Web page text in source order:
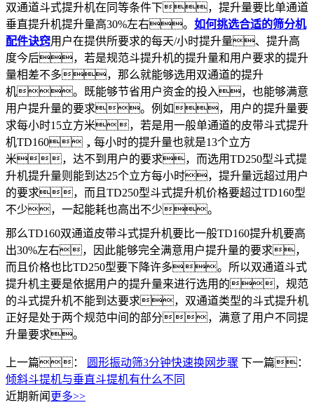
双通道斗式提升机在同等条件下，提升量要比单通道
垂直提升机提升量高30%左右。 如何挑选合适的筛分机
配件诀窍用户在提供所要求的每天/小时提升量、提升高
度今后，若是规范斗提升机的提升量和用户要求的提升
量相差不多，那么就能够选用双通道的提升
机。既能够节省用户资金的投入，也能够满意
用户提升量的要求。例如，用户的提升量要
求每小时15立方米，若是用一般单通道的皮带斗式提升
机TD160，每小时的提升量也就是13个立方
米，达不到用户的要求，而选用TD250型斗式提
升机提升量则能到达25个立方每小时，提升量远超过用户
的要求，而且TD250型斗式提升机价格要超过TD160型
不少，一起能耗也高出不少。
那么TD160双通道皮带斗式提升机要比一般TD160提升机要高
出30%左右，因此能够完全满意用户提升量的要求，
而且价格也比TD250型要下降许多。所以双通道斗式
提升机主要是依据用户的提升量来进行选用的，规范
的斗式提升机不能到达要求，双通道类型的斗式提升机
正好是处于两个规范中间的部分，满意了用户不同提
升量要求。
上一篇： 圆形振动筛3分钟快速换网步骤 下一篇：
倾斜斗提机与垂直斗提机有什么不同
近期新闻 更多>>